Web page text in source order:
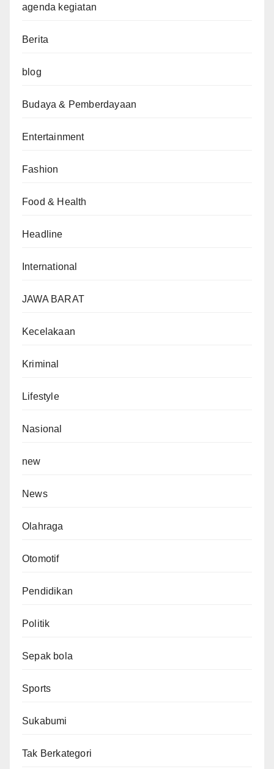
agenda kegiatan
Berita
blog
Budaya & Pemberdayaan
Entertainment
Fashion
Food & Health
Headline
International
JAWA BARAT
Kecelakaan
Kriminal
Lifestyle
Nasional
new
News
Olahraga
Otomotif
Pendidikan
Politik
Sepak bola
Sports
Sukabumi
Tak Berkategori